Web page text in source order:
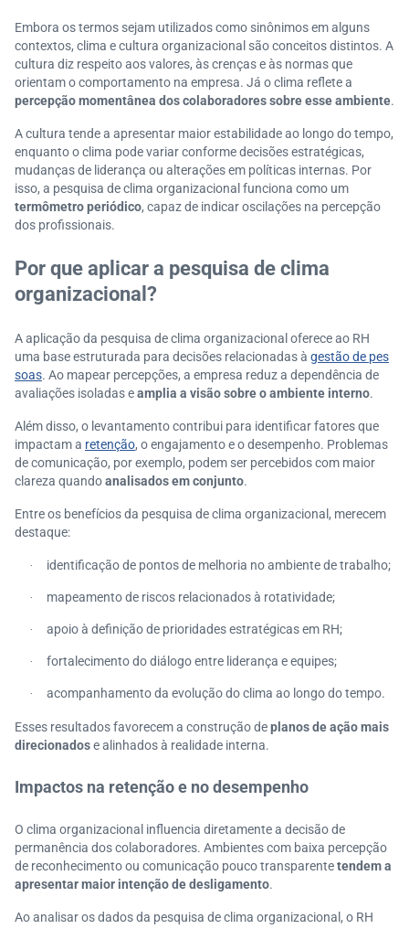
Embora os termos sejam utilizados como sinônimos em alguns
contextos, clima e cultura organizacional são conceitos distintos. A
cultura diz respeito aos valores, às crenças e às normas que
orientam o comportamento na empresa. Já o clima reflete a
percepção momentânea dos colaboradores sobre esse ambiente.
A cultura tende a apresentar maior estabilidade ao longo do tempo,
enquanto o clima pode variar conforme decisões estratégicas,
mudanças de liderança ou alterações em políticas internas. Por
isso, a pesquisa de clima organizacional funciona como um
termômetro periódico, capaz de indicar oscilações na percepção
dos profissionais.
Por que aplicar a pesquisa de clima
organizacional?
A aplicação da pesquisa de clima organizacional oferece ao RH
uma base estruturada para decisões relacionadas à gestão de pes
soas. Ao mapear percepções, a empresa reduz a dependência de
avaliações isoladas eamplia a visão sobre o ambiente interno.
Além disso, o levantamento contribui para identificar fatores que
impactam a retenção, o engajamento e o desempenho. Problemas
de comunicação, por exemplo, podem ser percebidos com maior
clareza quandoanalisados em conjunto.
Entre os benefícios da pesquisa de clima organizacional, merecem
destaque:
· identificação de pontos de melhoria no ambiente de trabalho;
· mapeamento de riscos relacionados à rotatividade;
· apoio à definição de prioridades estratégicas em RH;
· fortalecimento do diálogo entre liderança e equipes;
· acompanhamento da evolução do clima ao longo do tempo.
Esses resultados favorecem a construção deplanos de ação mais
direcionadose alinhados à realidade interna.
Impactos na retenção e no desempenho
O clima organizacional influencia diretamente a decisão de
permanência dos colaboradores. Ambientes com baixa percepção
de reconhecimento ou comunicação pouco transparentetendem a
apresentar maior intenção de desligamento.
Ao analisar os dados da pesquisa de clima organizacional, o RH